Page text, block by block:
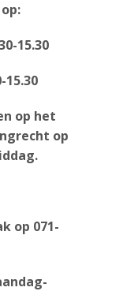
15.30
15.30
op het
op
op 071-